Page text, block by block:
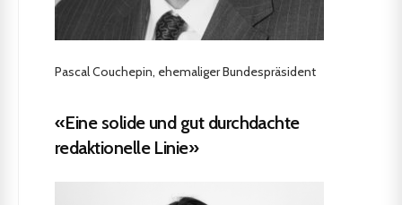
Pascal Couchepin, ehemaliger Bundespräsident
«Eine solide und gut durchdachte
redaktionelle Linie»